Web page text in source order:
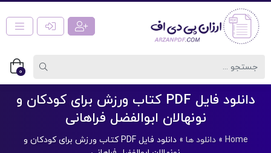
0
دانلود فایل PDF کتاب ورزش برای کودکان و
نونهالان ابوالفضل فراهانی
Home
»دانلود ها »
دانلود فایل PDF کتاب ورزش برای کودکان و